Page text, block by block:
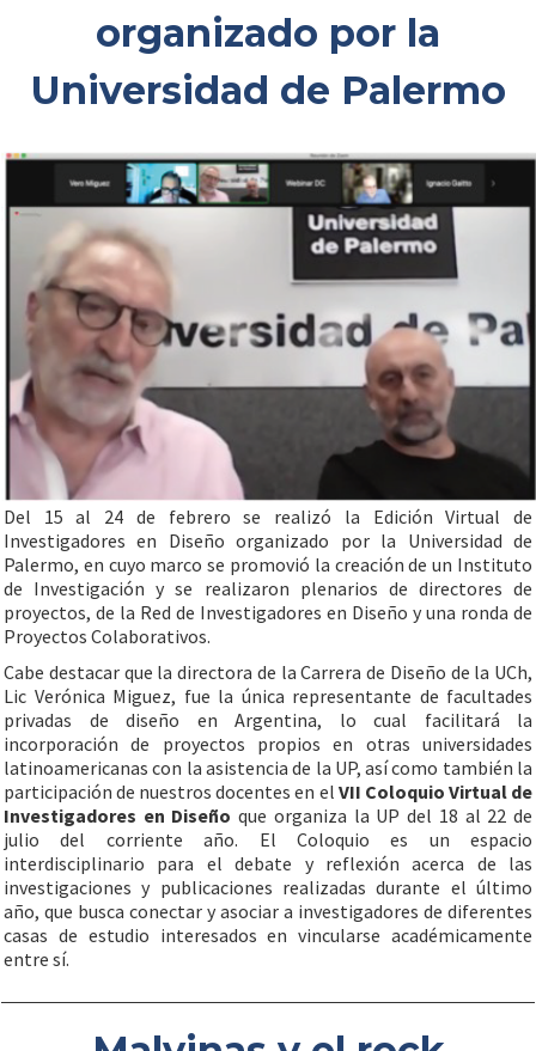
organizado por la
Universidad de Palermo
Del 15 al 24 de febrero se realizó la Edición Virtual de
Investigadores en Diseño organizado por la Universidad de
Palermo, en cuyo marco se promovió la creación de un Instituto
de Investigación y se realizaron plenarios de directores de
proyectos, de la Red de Investigadores en Diseño y una ronda de
Proyectos Colaborativos.
Cabe destacar que la directora de la Carrera de Diseño de la UCh,
Lic Verónica Miguez, fue la única representante de facultades
privadas de diseño en Argentina, lo cual facilitará la
incorporación de proyectos propios en otras universidades
latinoamericanas con la asistencia de la UP, así como también la
participación de nuestros docentes en el VII Coloquio Virtual de
Investigadores en Diseño que organiza la UP del 18 al 22 de
julio del corriente año. El Coloquio es un espacio
interdisciplinario para el debate y reflexión acerca de las
investigaciones y publicaciones realizadas durante el último
año, que busca conectar y asociar a investigadores de diferentes
casas de estudio interesados en vincularse académicamente
entre sí.